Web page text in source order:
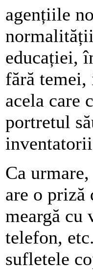
agențiile
educației,
fără
acela care
portretul
Ca
are o priză
meargă cu
telefon,
sufletele